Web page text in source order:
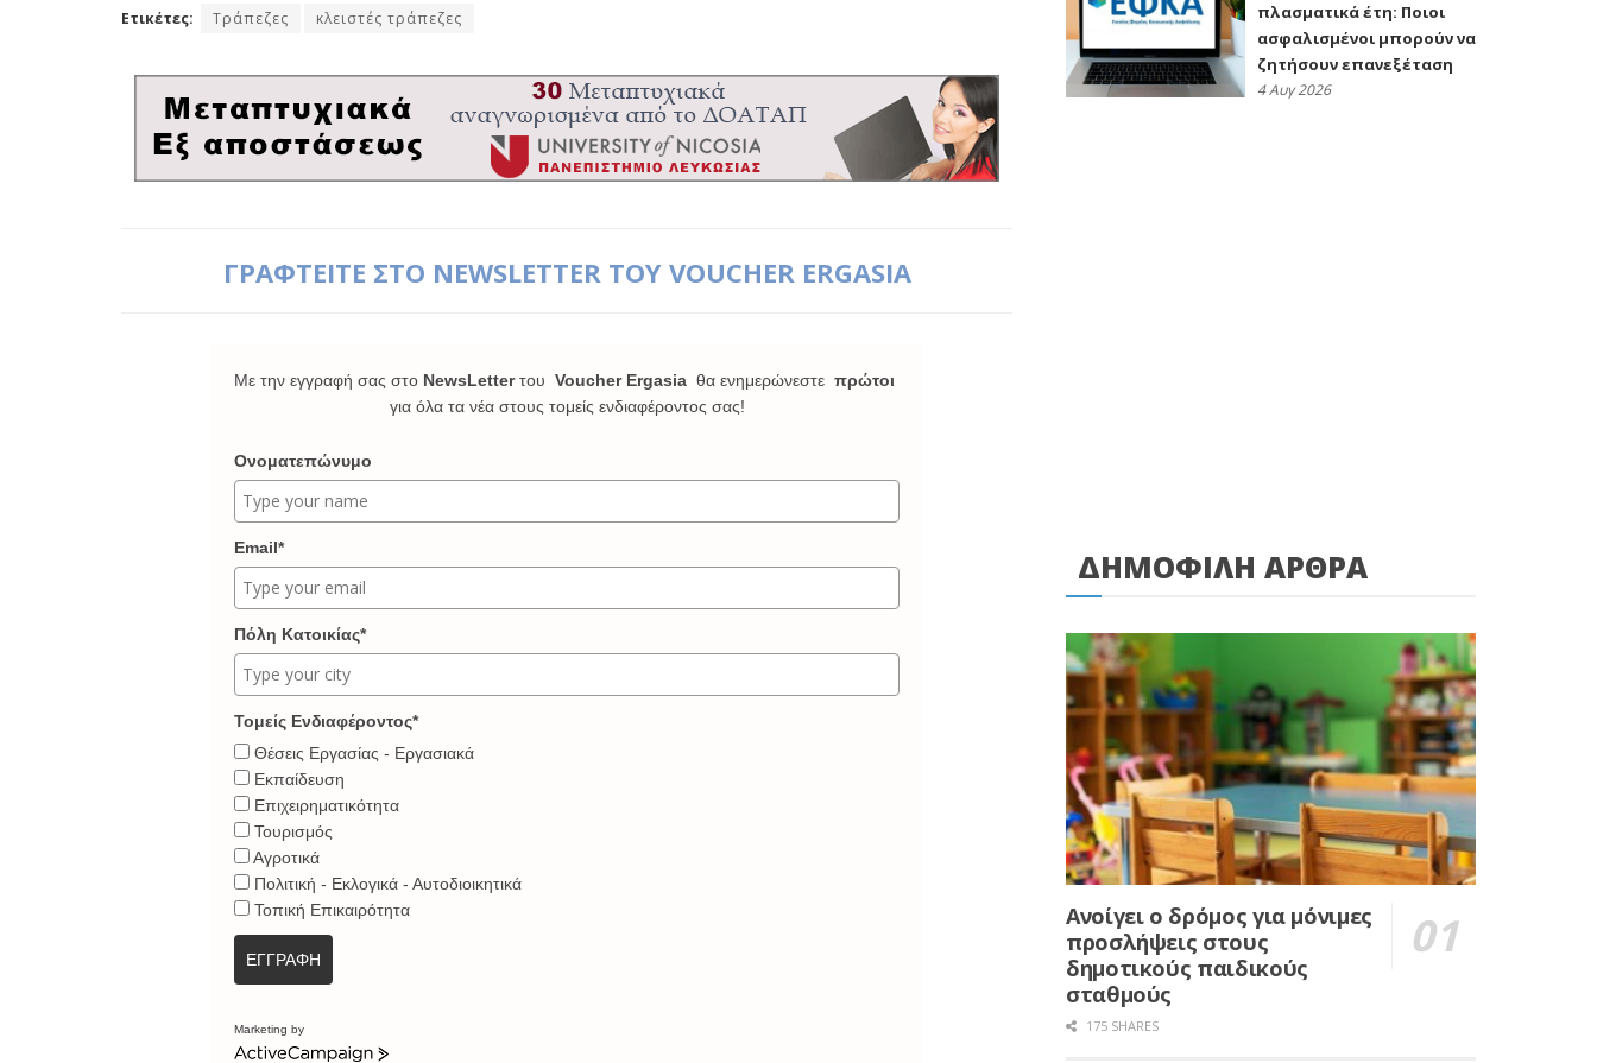
Ετικέτες: Τράπεζες κλειστές τράπεζες
ΓΡΑΦΤΕΙΤΕ ΣΤΟ NEWSLETTER ΤΟΥ VOUCHER ERGASIA
Με την εγγραφή σας στο NewsLetterτου Voucher Ergasia θα ενημερώνεστε πρώτοι
για όλα τα νέα στους τομείς ενδιαφέροντος σας!
Ονοματεπώνυμο
Email*
Πόλη Κατοικίας*
Τομείς Ενδιαφέροντος*
Θέσεις Εργασίας - Εργασιακά
Εκπαίδευση
Επιχειρηματικότητα
Τουρισμός
Αγροτικά
Πολιτική - Εκλογικά - Αυτοδιοικητικά
Τοπική Επικαιρότητα
ΕΓΓΡΑΦΗ
Marketing by
πλασματικά έτη: Ποιοι
ασφαλισμένοι μπορούν να
ζητήσουν επανεξέταση
4 Αυγ 2026
ΔΗΜΟΦΙΛΗ ΑΡΘΡΑ
Ανοίγει ο δρόμος για μόνιμες
προσλήψεις στους
δημοτικούς παιδικούς
σταθμούς
175 SHARES